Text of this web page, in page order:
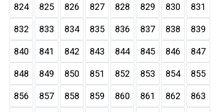
824 825 826 827 828 829 830 831
832 833 834 835 836 837 838 839
840 841 842 843 844 845 846 847
848 849 850 851 852 853 854 855
856 857 858 859 860 861 862 863